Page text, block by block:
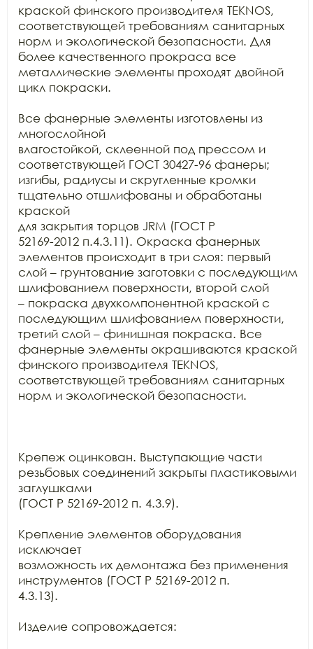
краской финского производителя TEKNOS,
соответствующей требованиям санитарных
норм и экологической безопасности. Для
более качественного прокраса все
металлические элементы проходят двойной
цикл покраски.
Все фанерные элементы изготовлены из
многослойной
влагостойкой, склеенной под прессом и
соответствующей ГОСТ 30427-96 фанеры;
изгибы, радиусы и скругленные кромки
тщательно отшлифованы и обработаны
краской
для закрытия торцов JRM (ГОСТ Р
52169-2012 п.4.3.11). Окраска фанерных
элементов происходит в три слоя: первый
слой – грунтование заготовки с последующим
шлифованием поверхности, второй слой
– покраска двухкомпонентной краской с
последующим шлифованием поверхности,
третий слой – финишная покраска. Все
фанерные элементы окрашиваются краской
финского производителя TEKNOS,
соответствующей требованиям санитарных
норм и экологической безопасности.
Крепеж оцинкован. Выступающие части
резьбовых соединений закрыты пластиковыми
заглушками
(ГОСТ Р 52169-2012 п. 4.3.9).
Крепление элементов оборудования
исключает
возможность их демонтажа без применения
инструментов (ГОСТ Р 52169-2012 п.
4.3.13).
Изделие сопровождается: